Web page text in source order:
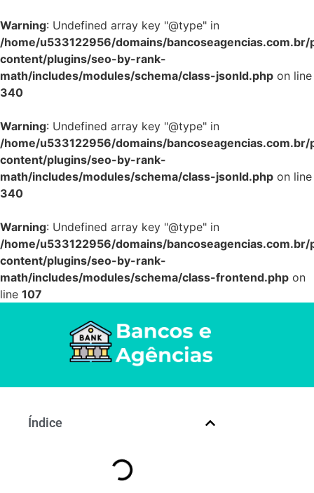
Warning: Undefined array key "@type" in
/home/u533122956/domains/
content/plugins/seo-by-rank-
math/includes/modules/schema/class-jsonld.php on line
340
Warning: Undefined array key "@type" in
/home/u533122956/domains/
content/plugins/seo-by-rank-
math/includes/modules/schema/class-jsonld.php on line
340
Warning: Undefined array key "@type" in
/home/u533122956/domains/
content/plugins/seo-by-rank-
math/includes/modules/schema/class-frontend.php on
line 107
Índice